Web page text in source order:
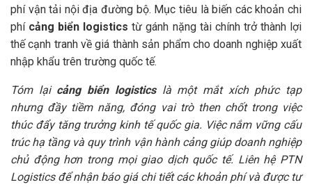
phí vận tải nội địa đường bộ. Mục tiêu là biến các khoản chi
phícảng biển logistics từ gánh nặng tài chính trở thành lợi
thế cạnh tranh về giá thành sản phẩm cho doanh nghiệp xuất
nhập khẩu trên trường quốc tế.
Tóm lại cảng biển logisticslà một mắt xích phức tạp
nhưng đầy tiềm năng, đóng vai trò then chốt trong việc
thúc đẩy tăng trưởng kinh tế quốc gia. Việc nắm vững cấu
trúc hạ tầng và quy trình vận hành cảng giúp doanh nghiệp
chủ động hơn trong mọi giao dịch quốc tế. Liên hệ PTN
Logistics để nhận báo giá chi tiết các khoản phí và được tư